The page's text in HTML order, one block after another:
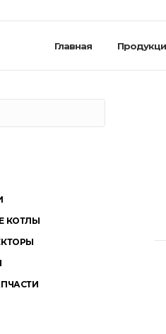
Главная
КОТЛЫ